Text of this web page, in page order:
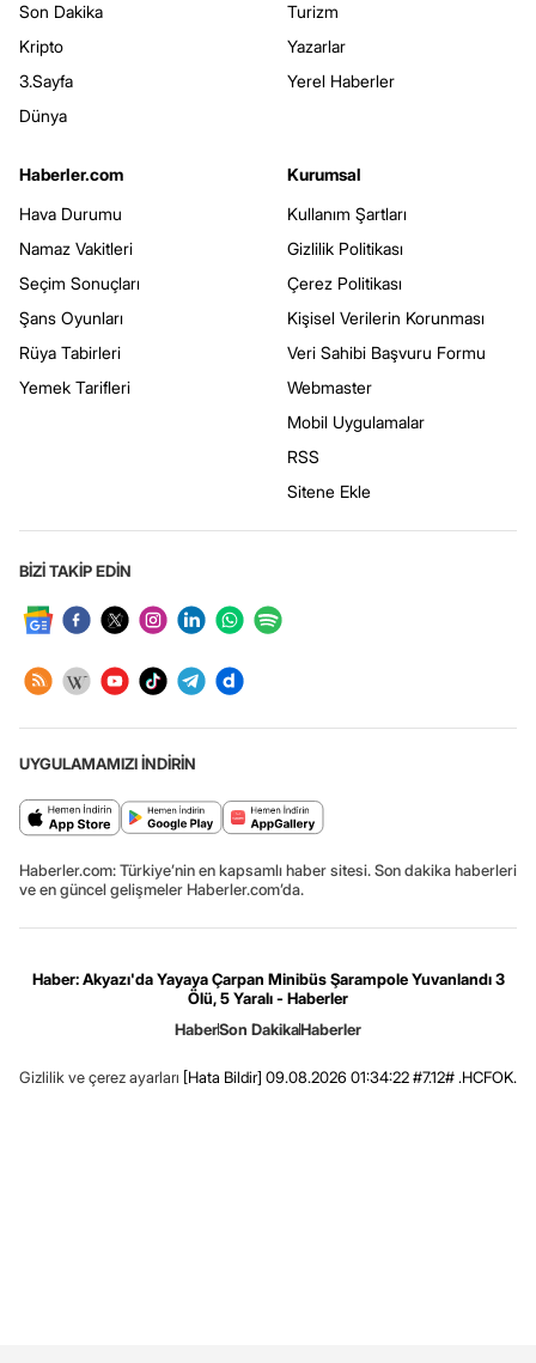
Son Dakika
Kripto
3.Sayfa
Dünya
Turizm
Yazarlar
Yerel Haberler
Haberler.com
Hava Durumu
Namaz Vakitleri
Seçim Sonuçları
Şans Oyunları
Rüya Tabirleri
Yemek Tarifleri
Kurumsal
Kullanım Şartları
Gizlilik Politikası
Çerez Politikası
Kişisel Verilerin Korunması
Veri Sahibi Başvuru Formu
Webmaster
Mobil Uygulamalar
RSS
Sitene Ekle
BİZİ TAKİP EDİN
UYGULAMAMIZI İNDİRİN
Haberler.com: Türkiye’nin en kapsamlı haber sitesi. Son dakika haberleri
ve en güncel gelişmeler Haberler.com’da.
Haber: Akyazı'da Yayaya Çarpan Minibüs Şarampole Yuvanlandı 3
Ölü, 5 Yaralı - Haberler
HaberSon DakikaHaberler
Gizlilik ve çerez ayarları [Hata Bildir] 09.08.2026 01:34:22 #7.12# .HCFOK.